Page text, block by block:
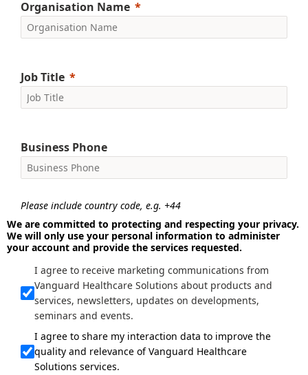
Organisation Name
Job Title
Business Phone
Please include country code, e.g. +44
We are committed to protecting and respecting your privacy.
We will only use your personal information to administer
your account and provide the services requested.
I agree to receive marketing communications from
Vanguard Healthcare Solutions about products and
services, newsletters, updates on developments,
seminars and events.
I agree to share my interaction data to improve the
quality and relevance of Vanguard Healthcare
Solutions services.